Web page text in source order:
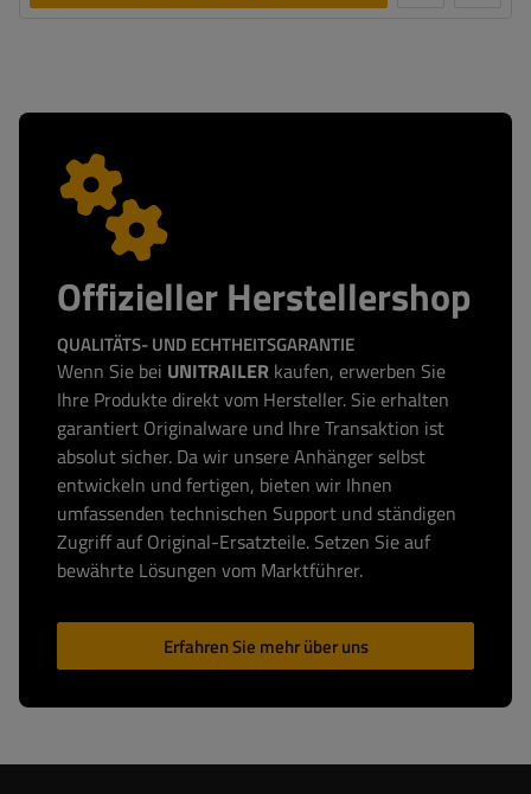
Offizieller Herstellershop
QUALITÄTS- UND ECHTHEITSGARANTIE
Wenn Sie bei UNITRAILER kaufen, erwerben Sie
Ihre Produkte direkt vom Hersteller. Sie erhalten
garantiert Originalware und Ihre Transaktion ist
absolut sicher. Da wir unsere Anhänger selbst
entwickeln und fertigen, bieten wir Ihnen
umfassenden technischen Support und ständigen
Zugriff auf Original-Ersatzteile. Setzen Sie auf
bewährte Lösungen vom Marktführer.
Erfahren Sie mehr über uns